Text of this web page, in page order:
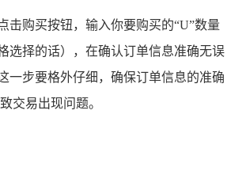
击购买按钮，输入你要购买的“U”数量
选择的话），在确认订单信息准确无误
一步要格外仔细，确保订单信息的准确
交易出现问题。